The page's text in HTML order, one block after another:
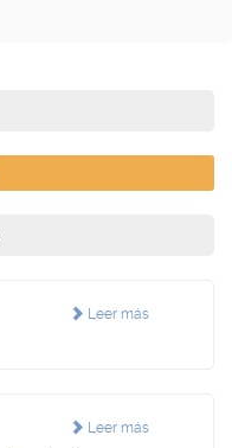
Leer más
Leer más